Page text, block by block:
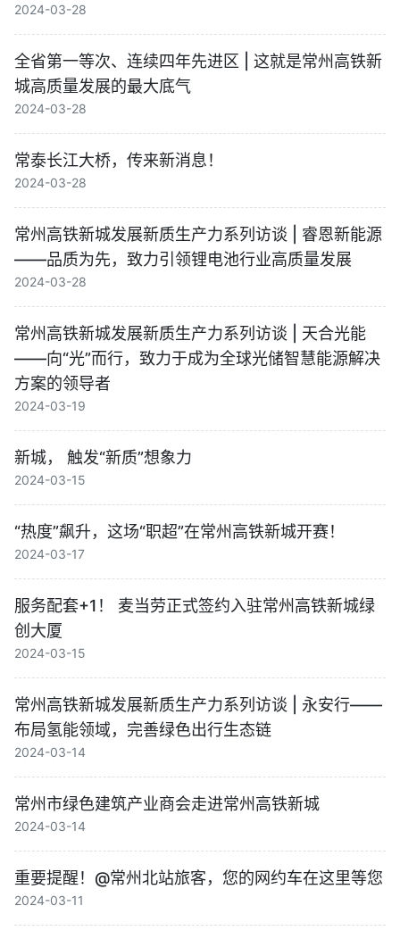
2024-03-28
全省第一等次、连续四年先进区 | 这就是常州高铁新
城高质量发展的最大底气
2024-03-28
常泰长江大桥，传来新消息！
2024-03-28
常州高铁新城发展新质生产力系列访谈 | 睿恩新能源
——品质为先，致力引领锂电池行业高质量发展
2024-03-28
常州高铁新城发展新质生产力系列访谈 | 天合光能
——向“光”而行，致力于成为全球光储智慧能源解决
方案的领导者
2024-03-19
新城， 触发“新质”想象力
2024-03-15
“热度”飙升，这场“职超”在常州高铁新城开赛！
2024-03-17
服务配套+1！ 麦当劳正式签约入驻常州高铁新城绿
创大厦
2024-03-15
常州高铁新城发展新质生产力系列访谈 | 永安行——
布局氢能领域，完善绿色出行生态链
2024-03-14
常州市绿色建筑产业商会走进常州高铁新城
2024-03-14
重要提醒！@常州北站旅客，您的网约车在这里等您
2024-03-11